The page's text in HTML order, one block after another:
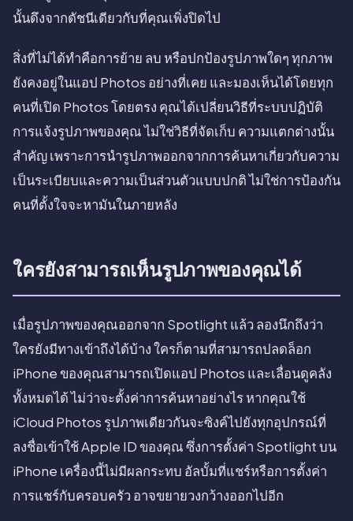
นั้นดึงจากดัชนีเดียวกับที่คุณเพิ่งปิดไป
สิ่งที่ไม่ได้ทำคือการย้าย ลบ หรือปกป้องรูปภาพใดๆ ทุกภาพ
ยังคงอยู่ในแอป Photos อย่างที่เคย และมองเห็นได้โดยทุก
คนที่เปิด Photos โดยตรง คุณได้เปลี่ยนวิธีที่ระบบปฏิบัติ
การแจ้งรูปภาพของคุณ ไม่ใช่วิธีที่จัดเก็บ ความแตกต่างนั้น
สำคัญ เพราะการนำรูปภาพออกจากการค้นหาเกี่ยวกับความ
เป็นระเบียบและความเป็นส่วนตัวแบบปกติ ไม่ใช่การป้องกัน
คนที่ตั้งใจจะหามันในภายหลัง
ใครยังสามารถเห็นรูปภาพของคุณได้
เมื่อรูปภาพของคุณออกจาก Spotlight แล้ว ลองนึกถึงว่า
ใครยังมีทางเข้าถึงได้บ้าง ใครก็ตามที่สามารถปลดล็อก
iPhone ของคุณสามารถเปิดแอป Photos และเลื่อนดูคลัง
ทั้งหมดได้ ไม่ว่าจะตั้งค่าการค้นหาอย่างไร หากคุณใช้
iCloud Photos รูปภาพเดียวกันจะซิงค์ไปยังทุกอุปกรณ์ที่
ลงชื่อเข้าใช้ Apple ID ของคุณ ซึ่งการตั้งค่า Spotlight บน
iPhone เครื่องนี้ไม่มีผลกระทบ อัลบั้มที่แชร์หรือการตั้งค่า
การแชร์กับครอบครัว อาจขยายวงกว้างออกไปอีก